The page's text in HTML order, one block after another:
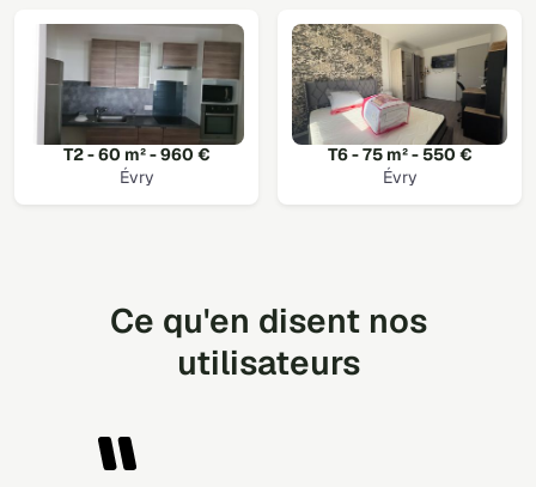
T2 - 60 m² - 960 €
Évry
T6 - 75 m² - 550 €
Évry
Ce qu'en disent nos
utilisateurs